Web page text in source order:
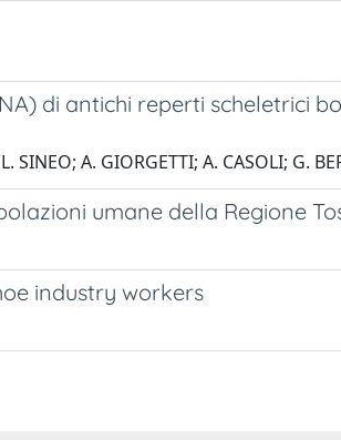
di antichi reperti scheletrici
SINEO; A. GIORGETTI; A. CASOLI; G.
umane della Regione
industry workers